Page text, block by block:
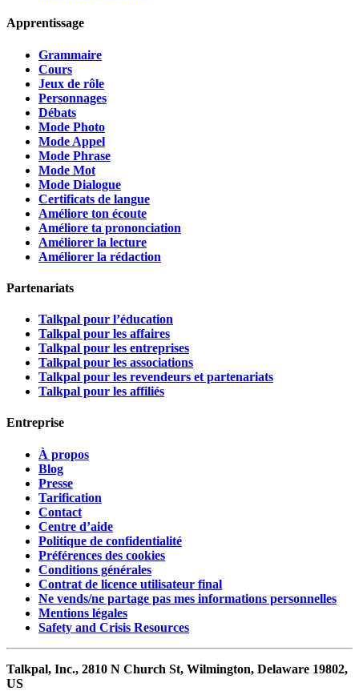
Apprentissage
Grammaire
Cours
Jeux de rôle
Personnages
Débats
Mode Photo
Mode Appel
Mode Phrase
Mode Mot
Mode Dialogue
Certificats de langue
Améliore ton écoute
Améliore ta prononciation
Améliorer la lecture
Améliorer la rédaction
Partenariats
Talkpal pour l’éducation
Talkpal pour les affaires
Talkpal pour les entreprises
Talkpal pour les associations
Talkpal pour les revendeurs et partenariats
Talkpal pour les affiliés
Entreprise
À propos
Blog
Presse
Tarification
Contact
Centre d’aide
Politique de confidentialité
Préférences des cookies
Conditions générales
Contrat de licence utilisateur final
Ne vends/ne partage pas mes informations personnelles
Mentions légales
Safety and Crisis Resources
Talkpal, Inc., 2810 N Church St, Wilmington, Delaware 19802,
US